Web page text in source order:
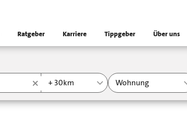
Ratgeber Karriere Tippgeber Über uns
+ 30km Wohnung